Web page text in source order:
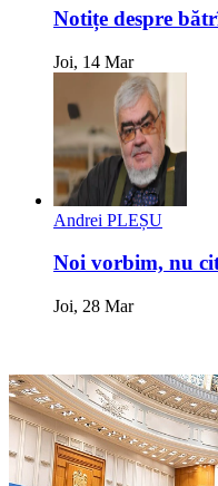
Notițe despre
Joi, 14 Mar
Andrei PLEȘU
Noi vorbim, nu
Joi, 28 Mar